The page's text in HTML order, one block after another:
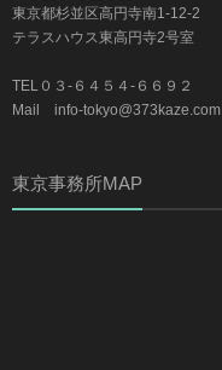
東京都杉並区高円寺南1-12-2
テラスハウス東高円寺2号室
TEL０３-６４５４-６６９２
Mail info-tokyo@373kaze.com
東京事務所MAP